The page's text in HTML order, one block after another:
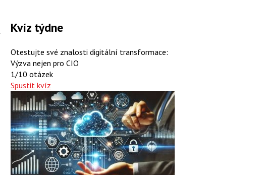
Kvíz týdne
Otestujte své znalosti digitální transformace:
Výzva nejen pro CIO
1/10 otázek
Spustit kvíz